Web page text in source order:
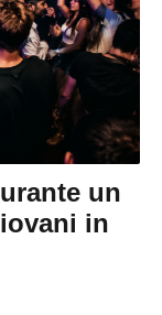
un
in